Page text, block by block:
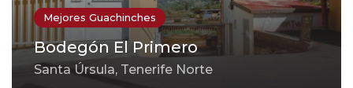
Mejores Guachinches
Bodegón El Primero
Santa Úrsula, Tenerife Norte